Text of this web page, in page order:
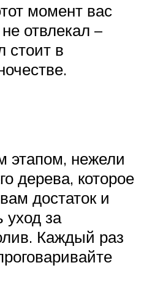
момент вас
отвлекал –
стоит в
этапом, нежели
дерева, которое
достаток и
уход за
Каждый раз